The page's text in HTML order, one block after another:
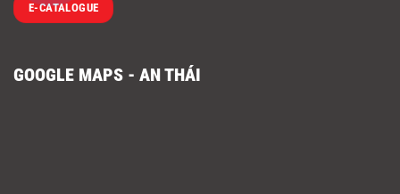
E-CATALOGUE
GOOGLE MAPS - AN THÁI